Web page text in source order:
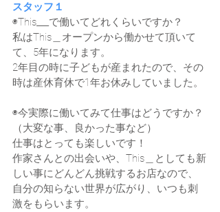
スタッフ１
◉This___で働いてどれくらいですか？
私はThis＿オープンから働かせて頂いて
て、5年になります。
2年目の時に子どもが産まれたので、その
時は産休育休で1年お休みしていました。
◉今実際に働いてみて仕事はどうですか？
（大変な事、良かった事など）
仕事はとっても楽しいです！
作家さんとの出会いや、This＿としても新
しい事にどんどん挑戦するお店なので、
自分の知らない世界が広がり、いつも刺
激をもらいます。